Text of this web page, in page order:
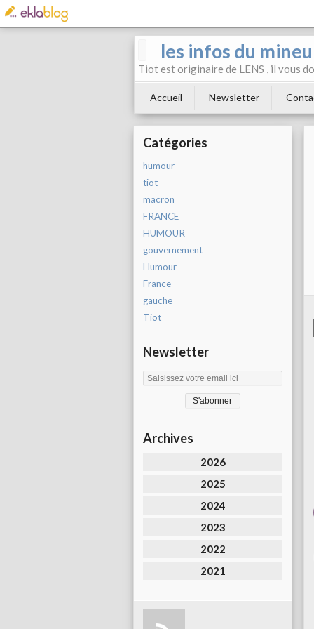
les infos du
Tiot est originaire de LENS , il vous
Accueil Newsletter
Catégories
humour
tiot
macron
FRANCE
HUMOUR
gouvernement
Humour
France
gauche
Tiot
Newsletter
Archives
2026
2025
2024
2023
2022
2021